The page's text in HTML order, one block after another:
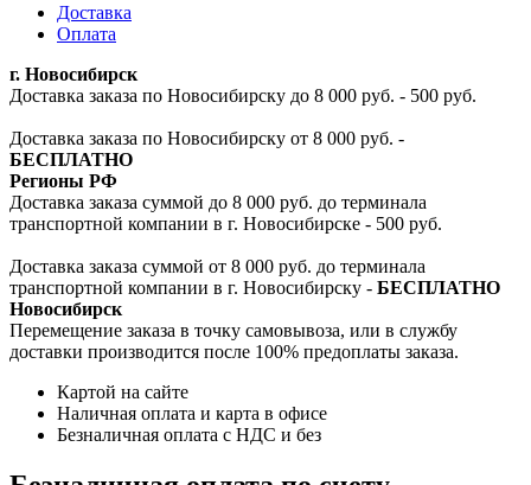
Доставка
Оплата
г. Новосибирск
Доставка заказа по Новосибирску до 8 000 руб. - 500 руб.
Доставка заказа по Новосибирску от 8 000 руб. -
БЕСПЛАТНО
Регионы РФ
Доставка заказа суммой до 8 000 руб. до терминала
транспортной компании в г. Новосибирске - 500 руб.
Доставка заказа суммой от 8 000 руб. до терминала
транспортной компании в г. Новосибирску - БЕСПЛАТНО
Новосибирск
Перемещение заказа в точку самовывоза, или в службу
доставки производится после 100% предоплаты заказа.
Картой на сайте
Наличная оплата и карта в офисе
Безналичная оплата с НДС и без